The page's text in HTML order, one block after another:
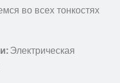
во всех тонкостях
Электрическая